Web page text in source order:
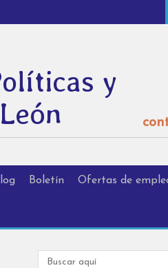
y
Boletín Ofertas de